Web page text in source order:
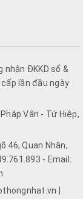
nhận ĐKKD số &
cấp lần đầu ngày
Vân - Tứ Hiệp,
46, Quan Nhân,
- Email:
|